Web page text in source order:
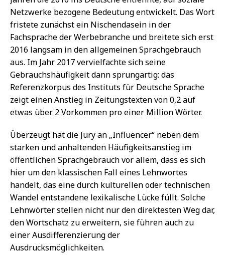
Netzwerke bezogene Bedeutung entwickelt. Das Wort
fristete zunächst ein Nischendasein in der
Fachsprache der Werbebranche und breitete sich erst
2016 langsam in den allgemeinen Sprachgebrauch
aus. Im Jahr 2017 vervielfachte sich seine
Gebrauchshäufigkeit dann sprungartig: das
Referenzkorpus des Instituts für Deutsche Sprache
zeigt einen Anstieg in Zeitungstexten von 0,2 auf
etwas über 2 Vorkommen pro einer Million Wörter.
Überzeugt hat die Jury an „Influencer“ neben dem
starken und anhaltenden Häufigkeitsanstieg im
öffentlichen Sprachgebrauch vor allem, dass es sich
hier um den klassischen Fall eines Lehnwortes
handelt, das eine durch kulturellen oder technischen
Wandel entstandene lexikalische Lücke füllt. Solche
Lehnwörter stellen nicht nur den direktesten Weg dar,
den Wortschatz zu erweitern, sie führen auch zu
einer Ausdifferenzierung der
Ausdrucksmöglichkeiten.